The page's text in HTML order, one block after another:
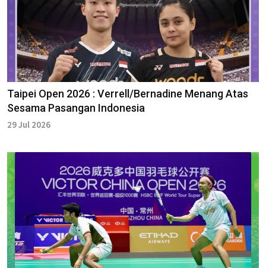
Taipei Open 2026 : Verrell/Bernadine Menang Atas
Sesama Pasangan Indonesia
29 Jul 2026